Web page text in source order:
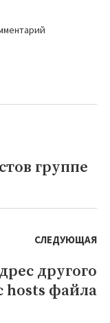
на
в
файла
хосте
группе
СЛЕДУЮЩАЯ
другого
hosts файла